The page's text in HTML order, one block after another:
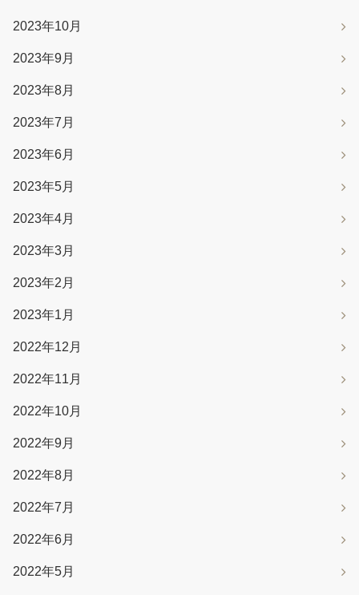
2023年10月
2023年9月
2023年8月
2023年7月
2023年6月
2023年5月
2023年4月
2023年3月
2023年2月
2023年1月
2022年12月
2022年11月
2022年10月
2022年9月
2022年8月
2022年7月
2022年6月
2022年5月